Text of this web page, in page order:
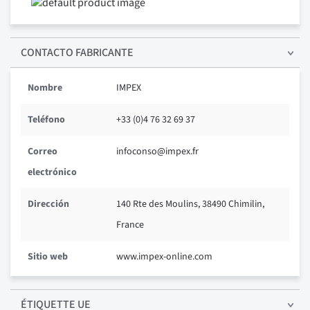
CONTACTO FABRICANTE
Nombre IMPEX
Teléfono +33 (0)4 76 32 69 37
Correo
electrónico
infoconso@impex.fr
Dirección
140 Rte des Moulins, 38490 Chimilin,
France
Sitio web www.impex-online.com
ÉTIQUETTE UE